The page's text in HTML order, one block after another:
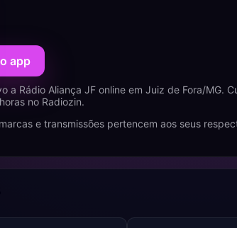
app
a Rádio Aliança JF online em Juiz de Fora/MG.
no Radiozin.
e transmissões pertencem aos seus